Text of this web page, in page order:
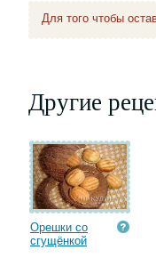
Для того чтобы
Другие
Орешки со
сгущёнкой